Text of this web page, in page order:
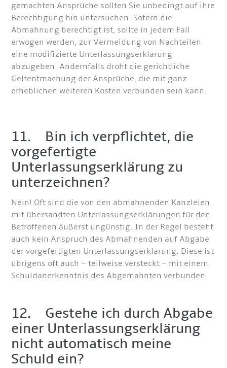
gemachten Ansprüche sollten Sie unbedingt auf ihre
Berechtigung hin untersuchen. Sofern die
Abmahnung berechtigt ist, sollte in jedem Fall
erwogen werden, zur Vermeidung von Nachteilen
eine modifizierte Unterlassungserklärung
abzugeben. Andernfalls droht die gerichtliche
Geltentmachung der Ansprüche, die mit ganz
erheblichen weiteren Kosten verbunden sein kann.
11. Bin ich verpflichtet, die
vorgefertigte
Unterlassungserklärung zu
unterzeichnen?
Nein! Oft sind die von den abmahnenden Kanzleien
mit übersandten Unterlassungserklärungen für den
Betroffenen äußerst ungünstig. In der Regel besteht
auch kein Anspruch des Abmahnenden auf Abgabe
der vorgefertigten Unterlassungserklärung. Diese ist
übrigens oft auch – teilweise versteckt – mit einem
Schuldanerkenntnis des Abgemahnten verbunden.
12. Gestehe ich durch Abgabe
einer Unterlassungserklärung
nicht automatisch meine
Schuld ein?